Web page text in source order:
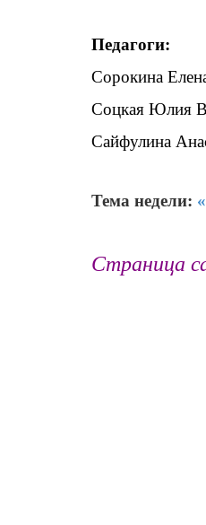
Педагоги:
Сорокина
Соцкая Юлия
Сайфулина
Тема недели:
Страница